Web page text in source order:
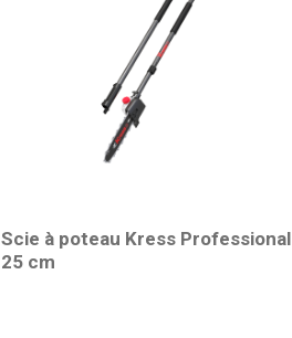
Scie à poteau Kress Professional
25 cm